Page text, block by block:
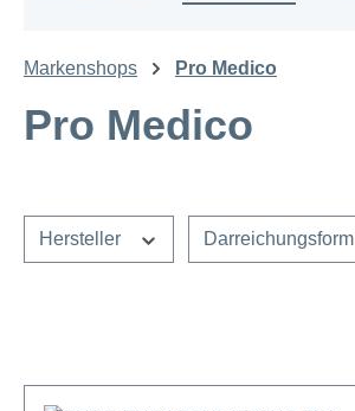
Markenshops Pro Medico
Pro Medico
Hersteller Darreichungsform